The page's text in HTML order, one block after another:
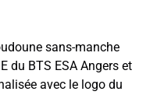
sans-manche
du BTS ESA Angers et
avec le logo du